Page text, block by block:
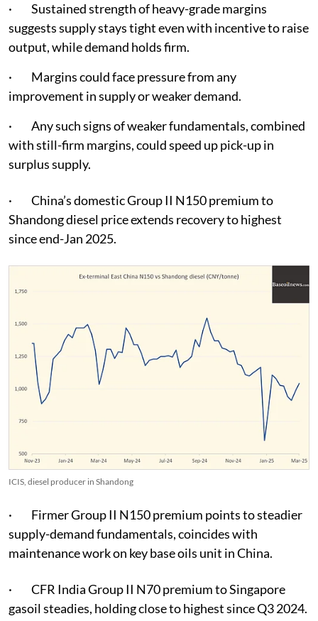
· Sustained strength of heavy-grade margins
suggests supply stays tight even with incentive to raise
output, while demand holds firm.
· Margins could face pressure from any
improvement in supply or weaker demand.
· Any such signs of weaker fundamentals, combined
with still-firm margins, could speed up pick-up in
surplus supply.
· China’s domestic Group II N150 premium to
Shandong diesel price extends recovery to highest
since end-Jan 2025.
ICIS, diesel producer in Shandong
· Firmer Group II N150 premium points to steadier
supply-demand fundamentals, coincides with
maintenance work on key base oils unit in China.
· CFR India Group II N70 premium to Singapore
gasoil steadies, holding close to highest since Q3 2024.